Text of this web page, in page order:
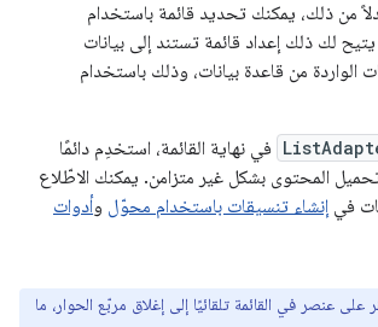
من ذلك، يمكنك تحديد قائمة باستخدام
لك ذلك إعداد قائمة تستند إلى بيانات
الواردة من قاعدة بيانات، وذلك باستخدام
في نهاية القائمة، استخدِم دائمًا
المحتوى بشكل غير متزامن. يمكنك الاطّلاع
في إنشاء تنسيقات باستخدام محوّل وأدوات
على عنصر في القائمة تلقائيًا إلى إغلاق مربّع الحوار، ما